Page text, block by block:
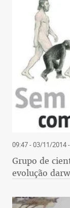
09:47 - 03/11/2014
Grupo de
evolução